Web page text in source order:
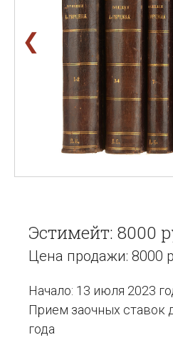
❮
Эстимейт: 8000
Цена продажи: 8000
Начало: 13 июля 2023
Прием заочных ставок
года